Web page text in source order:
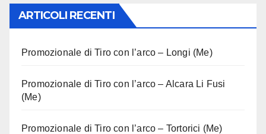
ARTICOLI RECENTI
Promozionale di Tiro con l’arco – Longi (Me)
Promozionale di Tiro con l’arco – Alcara Li Fusi
(Me)
Promozionale di Tiro con l’arco – Tortorici (Me)